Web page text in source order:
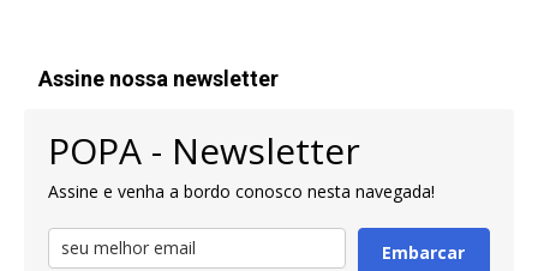
Assine nossa newsletter
POPA - Newsletter
Assine e venha a bordo conosco nesta navegada!
Embarcar